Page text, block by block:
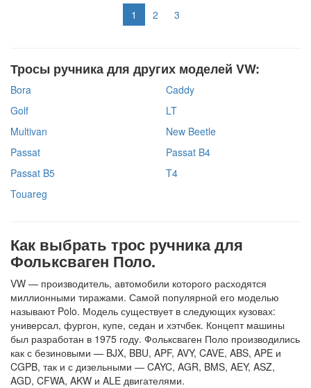
1 2 3
Тросы ручника для других моделей VW:
Bora
Caddy
Golf
LT
Multivan
New Beetle
Passat
Passat B4
Passat B5
T4
Touareg
Как выбрать трос ручника для
Фольксваген Поло.
VW — производитель, автомобили которого расходятся
миллионными тиражами. Самой популярной его моделью
называют Polo. Модель существует в следующих кузовах:
универсал, фургон, купе, седан и хэтчбек. Концепт машины
был разработан в 1975 году. Фольксваген Поло производились
как с безиновыми — BJX, BBU, APF, AVY, CAVE, ABS, APE и
CGPB, так и с дизельными — CAYC, AGR, BMS, AEY, ASZ,
AGD, CFWA, AKW и ALE двигателями.